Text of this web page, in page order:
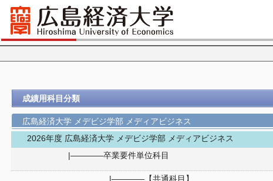
成績用科目分類
広島経済大学 メデビジ学部 メディアビジネス
2026年度 広島経済大学 メデビジ学部 メディアビジネス
|――――卒業要件単位科目
|――――【共通科目】